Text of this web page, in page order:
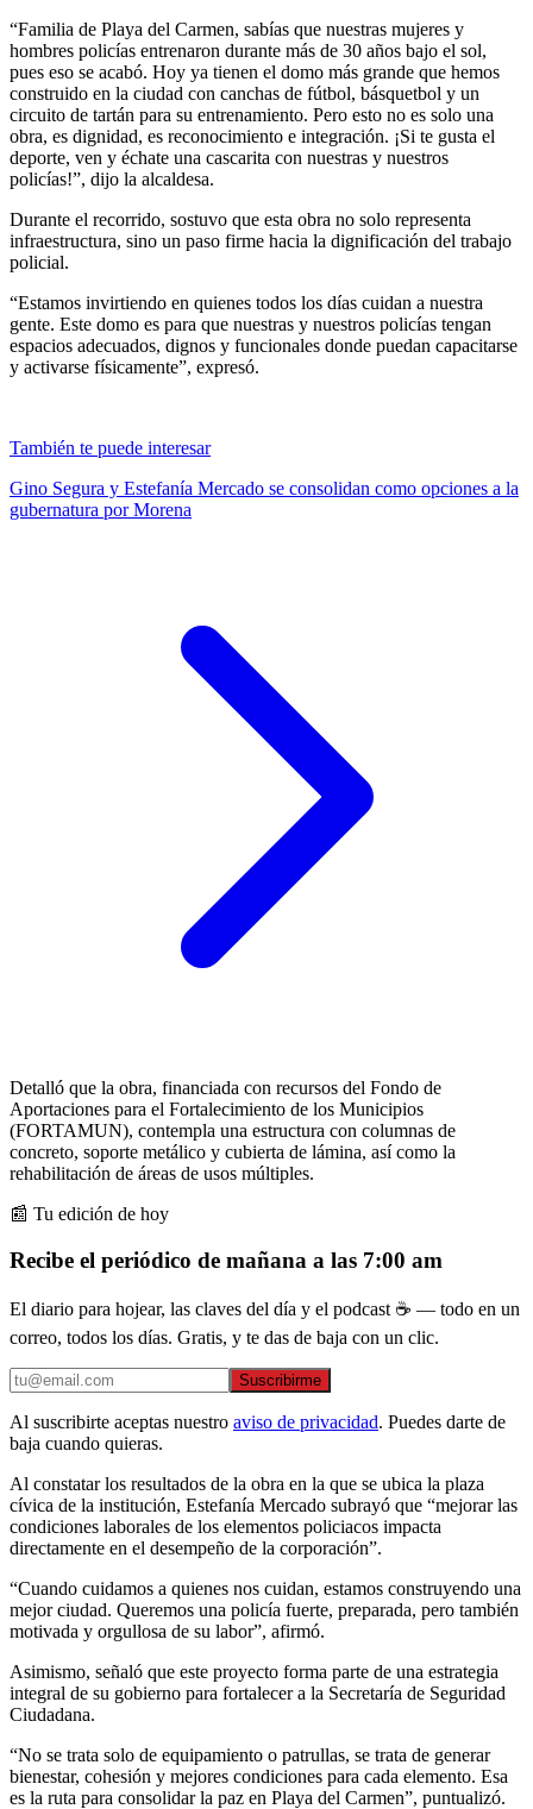
“Familia de Playa del Carmen, sabías que nuestras mujeres y
hombres policías entrenaron durante más de 30 años bajo el sol,
pues eso se acabó. Hoy ya tienen el domo más grande que hemos
construido en la ciudad con canchas de fútbol, básquetbol y un
circuito de tartán para su entrenamiento. Pero esto no es solo una
obra, es dignidad, es reconocimiento e integración. ¡Si te gusta el
deporte, ven y échate una cascarita con nuestras y nuestros
policías!”, dijo la alcaldesa.
Durante el recorrido, sostuvo que esta obra no solo representa
infraestructura, sino un paso firme hacia la dignificación del trabajo
policial.
“Estamos invirtiendo en quienes todos los días cuidan a nuestra
gente. Este domo es para que nuestras y nuestros policías tengan
espacios adecuados, dignos y funcionales donde puedan capacitarse
y activarse físicamente”, expresó.
También te puede interesar
Gino Segura y Estefanía Mercado se consolidan como opciones a la
gubernatura por Morena
Detalló que la obra, financiada con recursos del Fondo de
Aportaciones para el Fortalecimiento de los Municipios
(FORTAMUN), contempla una estructura con columnas de
concreto, soporte metálico y cubierta de lámina, así como la
rehabilitación de áreas de usos múltiples.
📰 Tu edición de hoy
Recibe el periódico de mañana a las 7:00 am
El diario para hojear, las claves del día y el podcast ☕ — todo en un
correo, todos los días. Gratis, y te das de baja con un clic.
Suscribirme
Al suscribirte aceptas nuestro aviso de privacidad. Puedes darte de
baja cuando quieras.
Al constatar los resultados de la obra en la que se ubica la plaza
cívica de la institución, Estefanía Mercado subrayó que “mejorar las
condiciones laborales de los elementos policiacos impacta
directamente en el desempeño de la corporación”.
“Cuando cuidamos a quienes nos cuidan, estamos construyendo una
mejor ciudad. Queremos una policía fuerte, preparada, pero también
motivada y orgullosa de su labor”, afirmó.
Asimismo, señaló que este proyecto forma parte de una estrategia
integral de su gobierno para fortalecer a la Secretaría de Seguridad
Ciudadana.
“No se trata solo de equipamiento o patrullas, se trata de generar
bienestar, cohesión y mejores condiciones para cada elemento. Esa
es la ruta para consolidar la paz en Playa del Carmen”, puntualizó.